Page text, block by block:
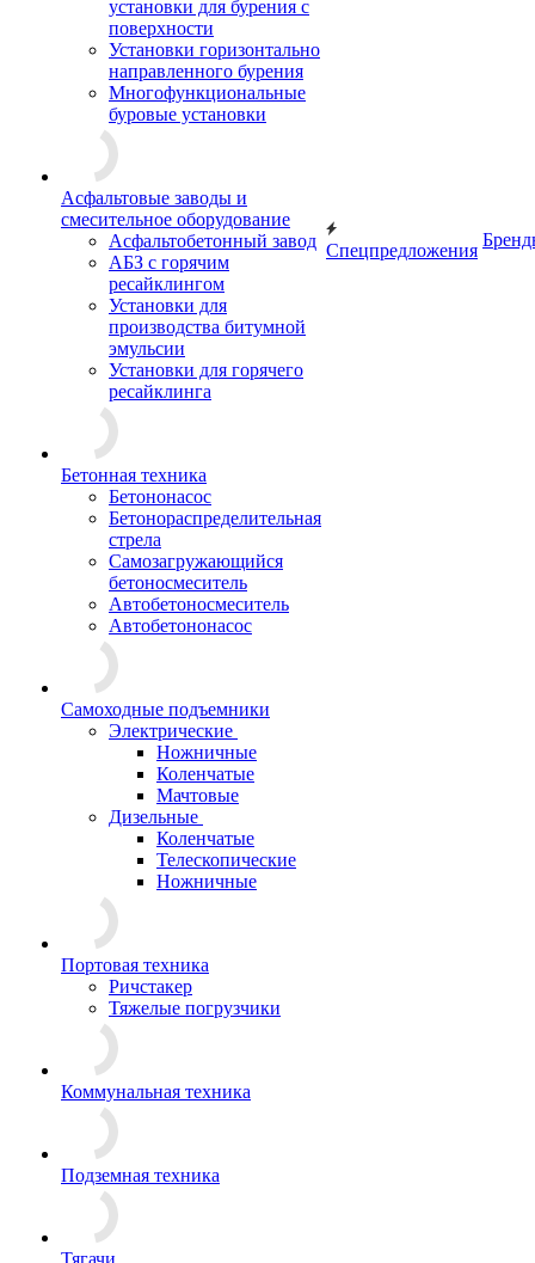
установки для бурения с
поверхности
Установки горизонтально
направленного бурения
Многофункциональные
буровые установки
Асфальтовые заводы и
смесительное оборудование
Асфальтобетонный завод
АБЗ с горячим
ресайклингом
Установки для
производства битумной
эмульсии
Установки для горячего
ресайклинга
Бетонная техника
Бетононасос
Бетонораспределительная
стрела
Самозагружающийся
бетоносмеситель
Автобетоносмеситель
Автобетононасос
Самоходные подъемники
Электрические
Ножничные
Коленчатые
Мачтовые
Дизельные
Коленчатые
Телескопические
Ножничные
Портовая техника
Ричстакер
Тяжелые погрузчики
Коммунальная техника
Подземная техника
Тягачи
Спецпредложения